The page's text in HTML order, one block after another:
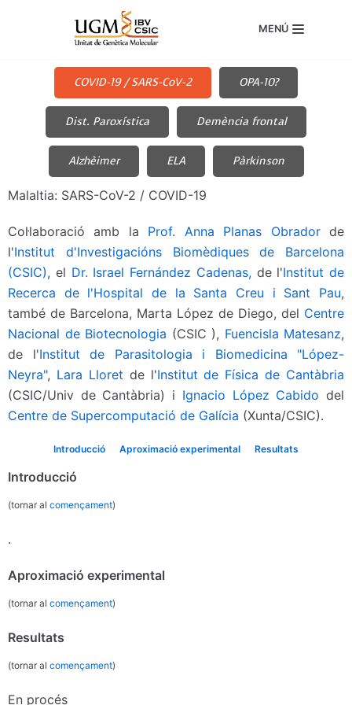
MENÚ
COVID-19 / SARS-CoV-2 OPA-10?
Dist. Paroxística Demència frontal
Alzhèimer ELA Pàrkinson
Malaltia: SARS-CoV-2 / COVID-19
Col·laboració amb la Prof. Anna Planas Obradorde
l'Institut d'Investigacións Biomèdiques de Barcelona
(CSIC), el Dr. Israel Fernández Cadenas,de l'Institut de
Recerca de l'Hospital de la Santa Creu i Sant Pau,
també de Barcelona, Marta López de Diego, del Centre
Nacional de Biotecnologia (CSIC ), Fuencisla Matesanz,
de l'Institut de Parasitologia i Biomedicina "López-
Neyra", Lara Lloret de l'Institut de Física de Cantàbria
(CSIC/Univ de Cantàbria) i Ignacio López Cabido del
Centre de Supercomputació de Galícia (Xunta/CSIC).
Introducció Aproximació experimental Resultats
Introducció
(tornar al començament)
.
Aproximació experimental
(tornar al començament)
Resultats
(tornar al començament)
En procés